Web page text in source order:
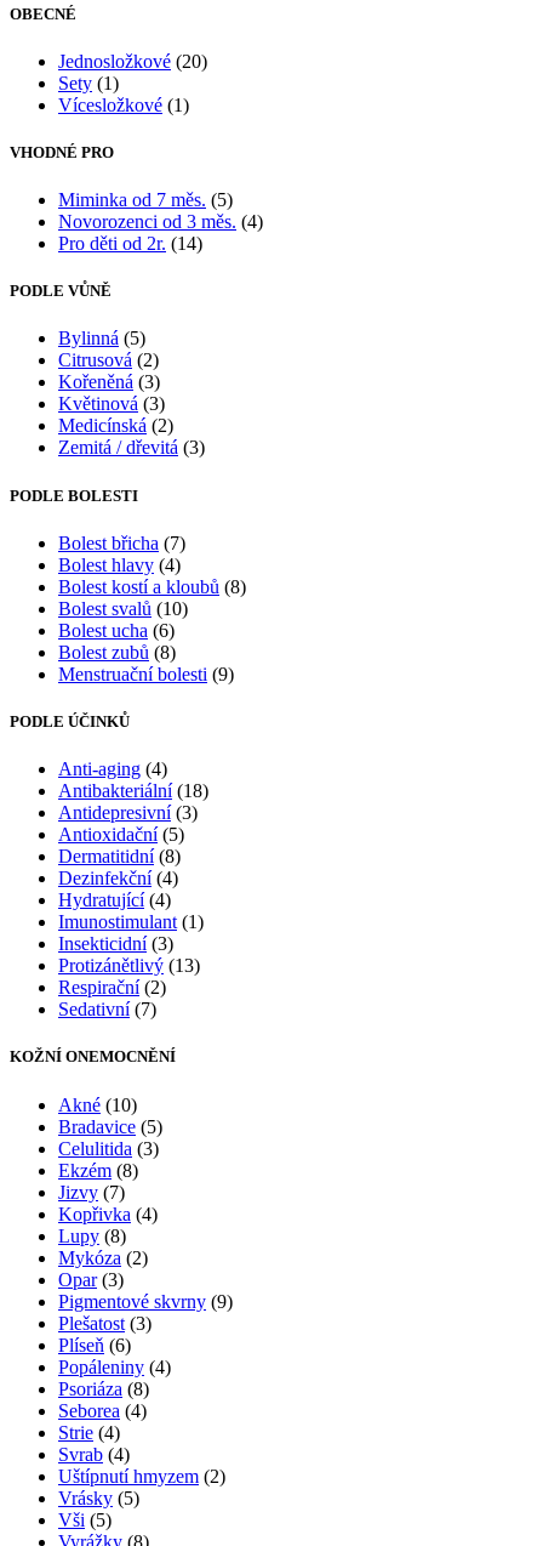
OBECNÉ
Jednosložkové (20)
Sety (1)
Vícesložkové (1)
VHODNÉ PRO
Miminka od 7 měs. (5)
Novorozenci od 3 měs. (4)
Pro děti od 2r. (14)
PODLE VŮNĚ
Bylinná (5)
Citrusová (2)
Kořeněná (3)
Květinová (3)
Medicínská (2)
Zemitá / dřevitá (3)
PODLE BOLESTI
Bolest břicha (7)
Bolest hlavy (4)
Bolest kostí a kloubů (8)
Bolest svalů (10)
Bolest ucha (6)
Bolest zubů (8)
Menstruační bolesti (9)
PODLE ÚČINKŮ
Anti-aging (4)
Antibakteriální (18)
Antidepresivní (3)
Antioxidační (5)
Dermatitidní (8)
Dezinfekční (4)
Hydratující (4)
Imunostimulant (1)
Insekticidní (3)
Protizánětlivý (13)
Respirační (2)
Sedativní (7)
KOŽNÍ ONEMOCNĚNÍ
Akné (10)
Bradavice (5)
Celulitida (3)
Ekzém (8)
Jizvy (7)
Kopřivka (4)
Lupy (8)
Mykóza (2)
Opar (3)
Pigmentové skvrny (9)
Plešatost (3)
Plíseň (6)
Popáleniny (4)
Psoriáza (8)
Seborea (4)
Strie (4)
Svrab (4)
Uštípnutí hmyzem (2)
Vrásky (5)
Vši (5)
Vyrážky (8)